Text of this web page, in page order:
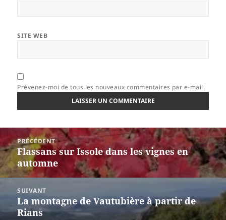
SITE WEB
Prévenez-moi de tous les nouveaux commentaires par e-mail.
Navigation
de
l’article
PRÉCÉDENT
Article
précédent :
Flassans sur Issole dans les vignes en
automne
SUIVANT
Article
suivant :
La montagne de Vautubière à partir de
Rians